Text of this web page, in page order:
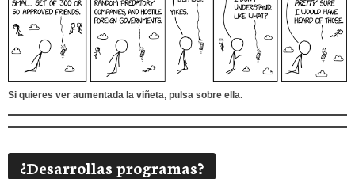
Si quieres ver aumentada la viñeta, pulsa sobre ella.
¿Desarrollas programas?